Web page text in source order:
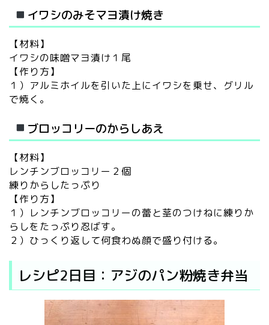
イワシのみそマヨ漬け焼き
【材料】
イワシの味噌マヨ漬け１尾
【作り方】
１）アルミホイルを引いた上にイワシを乗せ、グリル
で焼く。
ブロッコリーのからしあえ
【材料】
レンチンブロッコリー２個
練りからしたっぷり
【作り方】
１）レンチンブロッコリーの蕾と茎のつけねに練りか
らしをたっぷり忍ばす。
２）ひっくり返して何食わぬ顔で盛り付ける。
レシピ2日目：アジのパン粉焼き弁当